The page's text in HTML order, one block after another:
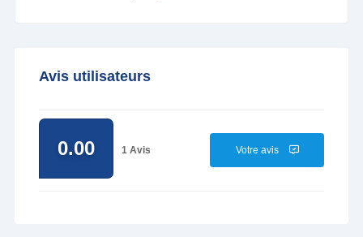
Avis utilisateurs
0.00 1 Avis Votre avis